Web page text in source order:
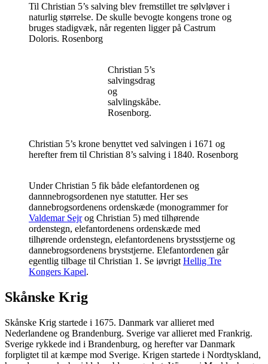
Til Christian 5’s salving blev fremstillet tre sølvløver i
naturlig størrelse. De skulle bevogte kongens trone og
bruges stadigvæk, når regenten ligger på Castrum
Doloris. Rosenborg
Christian 5’s
salvingsdrag
og
salvlingskåbe.
Rosenborg.
Christian 5’s krone benyttet ved salvingen i 1671 og
herefter frem til Christian 8’s salving i 1840. Rosenborg
Under Christian 5 fik både elefantordenen og
dannnebrogsordenen nye statutter. Her ses
dannebrogsordenens ordenskæde (monogrammer for
Valdemar Sejrog Christian 5) med tilhørende
ordenstegn, elefantordenens ordenskæde med
tilhørende ordenstegn, elefantordenens brystsstjerne og
dannebrogsordenens bryststjerne. Elefantordenen går
egentlig tilbage til Christian 1. Se iøvrigt Hellig Tre
Kongers Kapel.
Skånske Krig
Skånske Krig startede i 1675. Danmark var allieret med
Nederlandene og Brandenburg. Sverige var allieret med Frankrig.
Sverige rykkede ind i Brandenburg, og herefter var Danmark
forpligtet til at kæmpe mod Sverige. Krigen startede i Nordtyskland,